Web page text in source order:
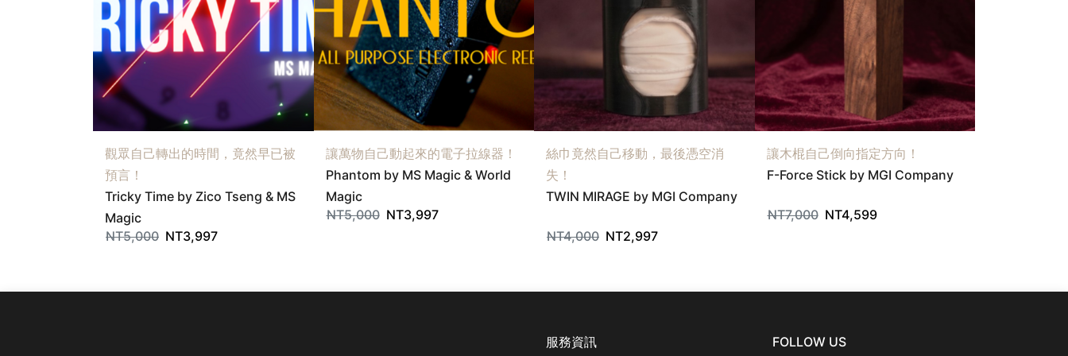
觀眾自己轉出的時間，竟然早已被
預言！
Tricky Time by Zico Tseng & MS
Magic
NT5,000 NT3,997
讓萬物自己動起來的電子拉線器！
Phantom by MS Magic & World
Magic
NT5,000 NT3,997
絲巾竟然自己移動，最後憑空消
失！
TWIN MIRAGE by MGI Company
NT4,000 NT2,997
讓木棍自己倒向指定方向！
F-Force Stick by MGI Company
NT7,000 NT4,599
服務資訊 FOLLOW US